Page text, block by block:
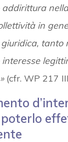
in
tanto
(cfr. WP 217